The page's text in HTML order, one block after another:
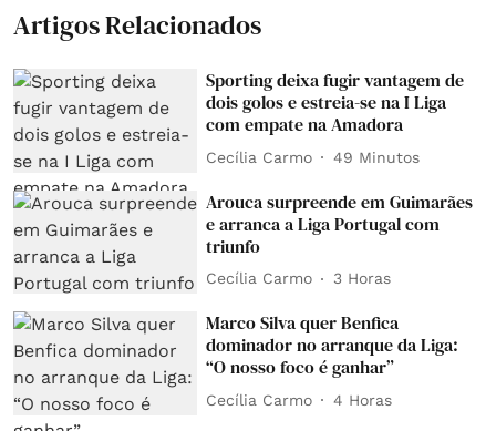
Artigos Relacionados
Sporting deixa fugir vantagem de
dois golos e estreia-se na I Liga
com empate na Amadora
Cecília Carmo 49 Minutos
Arouca surpreende em Guimarães
e arranca a Liga Portugal com
triunfo
Cecília Carmo 3 Horas
Marco Silva quer Benfica
dominador no arranque da Liga:
“O nosso foco é ganhar”
Cecília Carmo 4 Horas